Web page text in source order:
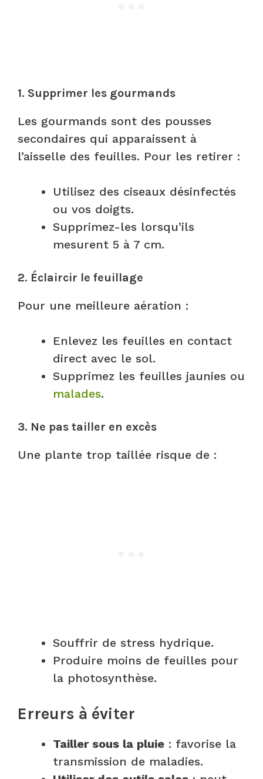
1. Supprimer les gourmands
Les gourmands sont des pousses
secondaires qui apparaissent à
l’aisselle des feuilles. Pour les retirer :
Utilisez des ciseaux désinfectés
ou vos doigts.
Supprimez-les lorsqu’ils
mesurent 5 à 7 cm.
2. Éclaircir le feuillage
Pour une meilleure aération :
Enlevez les feuilles en contact
direct avec le sol.
Supprimez les feuilles jaunies ou
malades.
3. Ne pas tailler en excès
Une plante trop taillée risque de :
Souffrir de stress hydrique.
Produire moins de feuilles pour
la photosynthèse.
Erreurs à éviter
Tailler sous la pluie : favorise la
transmission de maladies.